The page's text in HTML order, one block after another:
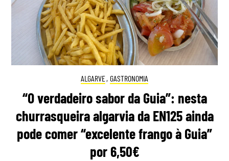
ALGARVE, GASTRONOMIA
“O verdadeiro sabor da Guia”: nesta
churrasqueira algarvia da EN125 ainda
pode comer “excelente frango à Guia”
por 6,50€